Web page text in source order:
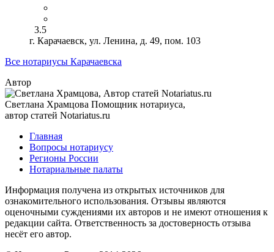
3.5
г. Карачаевск, ул. Ленина, д. 49, пом. 103
Все нотариусы Карачаевска
Автор
Светлана Храмцова Помощник нотариуса,
автор статей Notariatus.ru
Главная
Вопросы нотариусу
Регионы России
Нотариальные палаты
Информация получена из открытых источников для
ознакомительного использования. Отзывы являются
оценочными суждениями их авторов и не имеют отношения к
редакции сайта. Ответственность за достоверность отзыва
несёт его автор.